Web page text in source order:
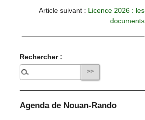
Article suivant : Licence 2026 : les
documents
Rechercher :
Agenda de Nouan-Rando